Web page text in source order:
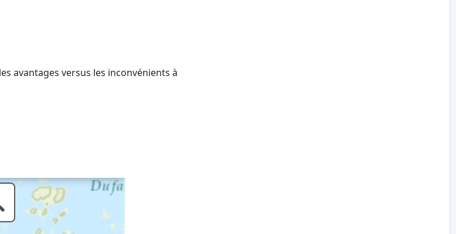
avantages versus les inconvénients à